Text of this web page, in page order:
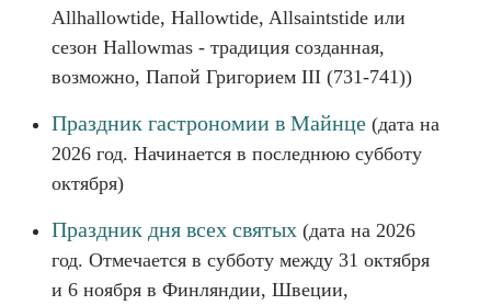
Allhallowtide, Hallowtide, Allsaintstide или
сезон Hallowmas - традиция созданная,
возможно, Папой Григорием III (731-741))
Праздник гастрономии в Майнце (дата на
2026 год. Начинается в последнюю субботу
октября)
Праздник дня всех святых (дата на 2026
год. Отмечается в субботу между 31 октября
и 6 ноября в Финляндии, Швеции,